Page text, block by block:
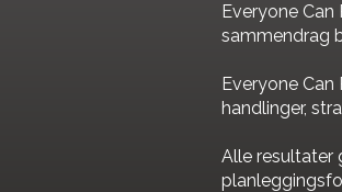
Everyone
sammendrag
Everyone Can
handlinger,
Alle resultater